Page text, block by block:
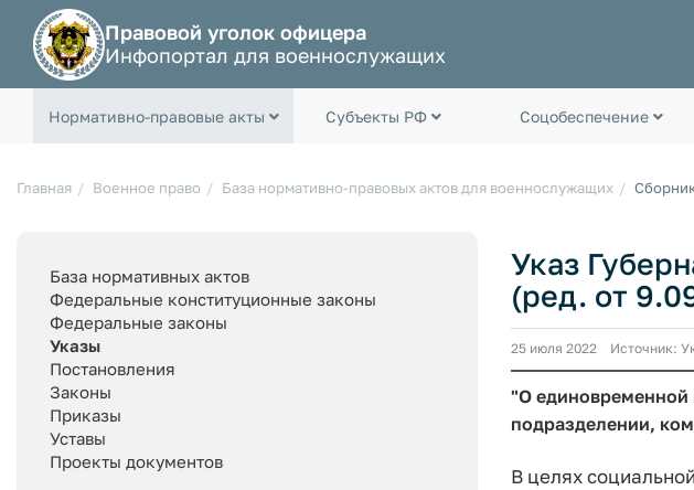
Правовой уголок офицера
Инфопортал для военнослужащих
Нормативно-правовые акты Субъекты РФ Соцобеспечение
Главная Военное право База нормативно-правовых актов для военнослужащих
База нормативных актов
Федеральные конституционные законы
Федеральные законы
Указы
Постановления
Законы
Приказы
Уставы
Проекты документов
Указ
(ред. от
25 июля 2022 Источник:
"О единовременной
подразделении,
В целях